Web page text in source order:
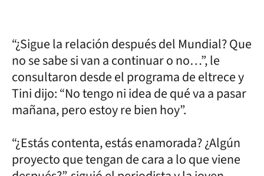
“¿Sigue la relación después del Mundial? Que
no se sabe si van a continuar o no…”, le
consultaron desde el programa de eltrece y
Tini dijo: “No tengo ni idea de qué va a pasar
mañana, pero estoy re bien hoy”.
“¿Estás contenta, estás enamorada? ¿Algún
proyecto que tengan de cara a lo que viene